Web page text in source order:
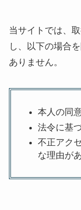
当サイトでは、
し、以下の場合
ありません。
本人の同
法令に基
不正アク
な理由が